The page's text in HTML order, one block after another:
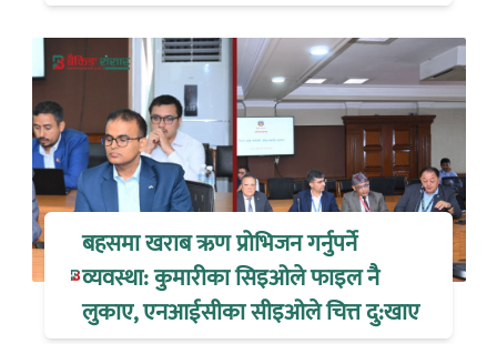
बहसमा खराब ऋण प्रोभिजन गर्नुपर्ने
व्यवस्था: कुमारीका सिइओले फाइल नै
लुकाए, एनआईसीका सीइओले चित्त दु:खाए